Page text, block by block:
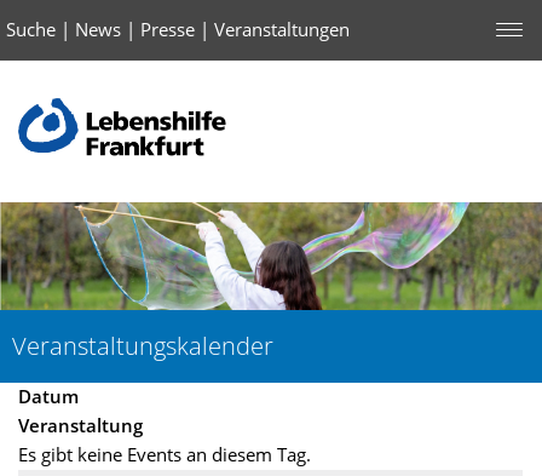
Suche | News | Presse | Veranstaltungen
Veranstaltungskalender
Datum
Veranstaltung
Es gibt keine Events an diesem Tag.